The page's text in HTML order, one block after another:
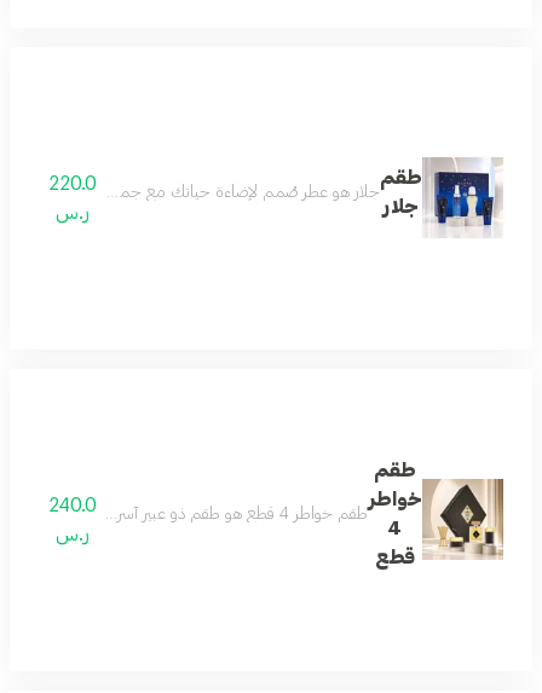
طقم
جلار
جلار هو عطر صُمم لإضاءة حياتك مع جميع بريقه. يبدأ بنفحات من
220.0
ر.س
طقم
خواطر
4
قطع
طقم خواطر 4 قطع هو طقم ذو عبير آسر يحتوي علي عطر خواطر الذي يجمع بين اللمسات الشرقية الناعمة والنفحات الغربية الجذابة مزيج من الفريسيا والياسمين والكراميل
240.0
ر.س